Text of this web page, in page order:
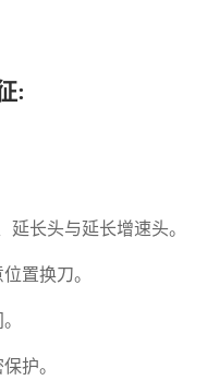
:
延长头与延长增速头。
置换刀。
护。